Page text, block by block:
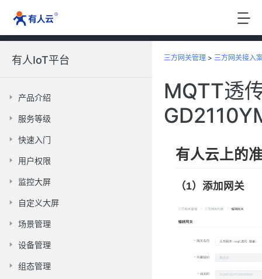
有人IoT平台
产品介绍
服务等级
快速入门
用户权限
监控大屏
自定义大屏
场景管理
设备管理
组态管理
三方网关管理 > 三方网关接入
MQTT透
有人云上的
（1）添加网关